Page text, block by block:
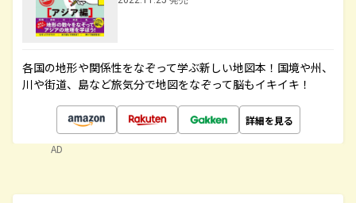
各国の地形や関係性をなぞって学ぶ新しい地図本！国境や州、
川や街道、島など旅気分で地図をなぞって脳もイキイキ！
詳細を見る
AD